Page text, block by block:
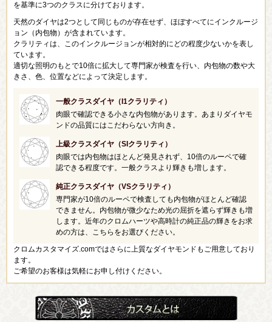
を基準に3つのクラスに分けております。
天然のダイヤは2つとして同じものが存在せず、ほぼすべてにインクルージ
ョン（内包物）が含まれています。
クラリティは、このインクルージョンが相対的にどの程度少ないかを表し
ています。
適切な照明のもとで10倍に拡大して専門家が検査を行い、内包物の数や大
きさ、色、位置などによって決定します。
一般クラスダイヤ（I1クラリティ）
肉眼で確認できる小さな内包物があります。あまりダイヤモ
ンドの品質にはこだわらない方向き。
上級クラスダイヤ（SIクラリティ）
肉眼では内包物はほとんど発見されず、10倍のルーペで確
認できる程度です。一般クラスより輝きも増します。
純正クラスダイヤ（VSクラリティ）
専門家が10倍のルーペで検査しても内包物がほとんど確認
できません。内包物が微少なため光の屈折を遮らず輝きも増
します。近年のクロムハーツや高時計の純正品の輝きをお求
めの方は、こちらをお選びください。
クロムカスタマイズ.comではさらに上質なダイヤモンドもご用意しており
ます。
ご希望のお客様は気軽にお申し付けください。